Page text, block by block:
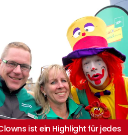
ist ein Highlight für jedes